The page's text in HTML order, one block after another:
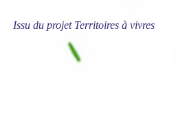
Issu du projet Territoires à vivres